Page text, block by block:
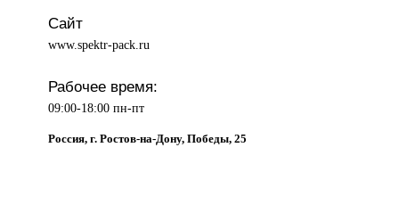
Сайт
www.spektr-pack.ru
Рабочее время:
09:00-18:00 пн-пт
Россия, г. Ростов-на-Дону, Победы, 25